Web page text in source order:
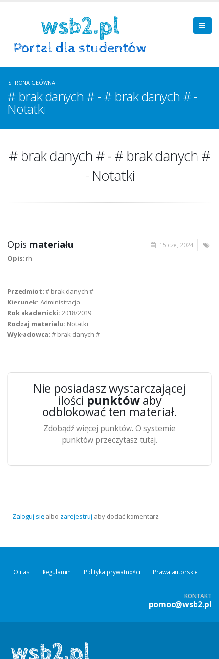
STRONA GŁÓWNA
# brak danych # - # brak danych # -
Notatki
# brak danych # - # brak danych #
- Notatki
15 cze, 2024
Opis materiału
Opis: rh
Przedmiot: # brak danych #
Kierunek: Administracja
Rok akademicki: 2018/2019
Rodzaj materialu: Notatki
Wykładowca: # brak danych #
Nie posiadasz wystarczającej
ilości punktówaby
odblokować ten materiał.
Zdobądź więcej punktów. O systemie
punktów przeczytasz tutaj.
Zaloguj się albo zarejestruj aby dodać komentarz
O nas Regulamin Polityka prywatności Prawa autorskie
KONTAKT
pomoc@wsb2.pl